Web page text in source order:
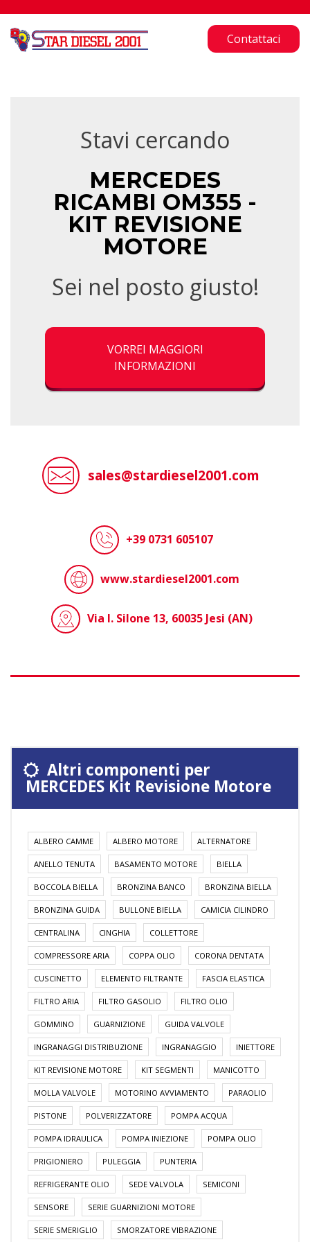
Contattaci
Stavi cercando
MERCEDES
RICAMBI OM355 -
KIT REVISIONE
MOTORE
Sei nel posto giusto!
VORREI MAGGIORI
INFORMAZIONI
sales@stardiesel2001.com
+39 0731 605107
www.stardiesel2001.com
Via I. Silone 13, 60035 Jesi (AN)
Altri componenti per
MERCEDES Kit Revisione Motore
ALBERO CAMME ALBERO MOTORE ALTERNATORE
ANELLO TENUTA BASAMENTO MOTORE BIELLA
BOCCOLA BIELLA BRONZINA BANCO BRONZINA BIELLA
BRONZINA GUIDA BULLONE BIELLA CAMICIA CILINDRO
CENTRALINA CINGHIA COLLETTORE
COMPRESSORE ARIA COPPA OLIO CORONA DENTATA
CUSCINETTO ELEMENTO FILTRANTE FASCIA ELASTICA
FILTRO ARIA FILTRO GASOLIO FILTRO OLIO
GOMMINO GUARNIZIONE GUIDA VALVOLE
INGRANAGGI DISTRIBUZIONE INGRANAGGIO INIETTORE
KIT REVISIONE MOTORE KIT SEGMENTI MANICOTTO
MOLLA VALVOLE MOTORINO AVVIAMENTO PARAOLIO
PISTONE POLVERIZZATORE POMPA ACQUA
POMPA IDRAULICA POMPA INIEZIONE POMPA OLIO
PRIGIONIERO PULEGGIA PUNTERIA
REFRIGERANTE OLIO SEDE VALVOLA SEMICONI
SENSORE SERIE GUARNIZIONI MOTORE
SERIE SMERIGLIO SMORZATORE VIBRAZIONE